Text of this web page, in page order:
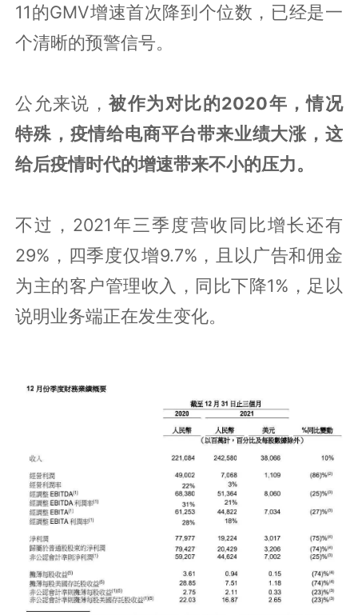
11的GMV增速首次降到个位数，已经是一
个清晰的预警信号。
公允来说，被作为对比的2020年，情况
特殊，疫情给电商平台带来业绩大涨，这
给后疫情时代的增速带来不小的压力。
不过，2021年三季度营收同比增长还有
29%，四季度仅增9.7%，且以广告和佣金
为主的客户管理收入，同比下降1%，足以
说明业务端正在发生变化。